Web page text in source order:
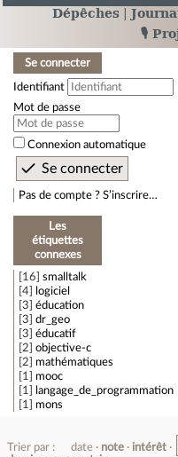
Dépêches
🎙️
Se connecter
Identifiant
Mot de passe
Connexion automatique
Pas de compte ? S’inscrire…
Les
étiquettes
connexes
16
smalltalk
4
logiciel
3
éducation
3
dr_geo
3
éducatif
2
objective-c
2
mathématiques
1
mooc
1
langage_de_programmation
1
mons
Trier par : date note
intérêt